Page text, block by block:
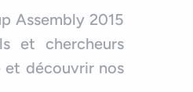
Assembly 2015
et chercheurs
découvrir nos